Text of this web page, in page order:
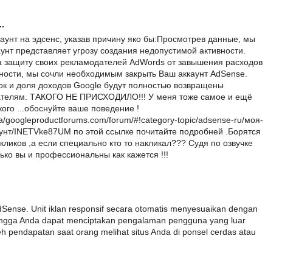
на эдсенс, указав причину яко бы:Просмотрев данные, мы
представляет угрозу создания недопустимой активности.
защиту своих рекламодателей AdWords от завышения расходов
мы сочли необходимым закрыть Ваш аккаунт AdSense.
и доля доходов Google будут полностью возвращены
ТАКОГО НЕ ПРИСХОДИЛО!!! У меня тоже самое и ещё
...обоснуйте ваше поведение !
googleproductforums.com/forum/#!category-topic/adsense-ru/моя-
INETVke87UM по этой ссылке почитайте подробней .Борятся
,а если специально кто то накликал??? Судя по озвучке
вы и профессиональны как кажется !!!
Unit iklan responsif secara otomatis menyesuaikan dengan
Anda dapat menciptakan pengalaman pengguna yang luar
pendapatan saat orang melihat situs Anda di ponsel cerdas atau